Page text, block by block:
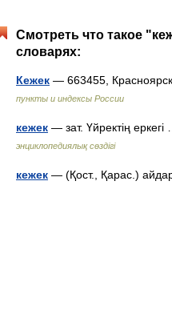
Смотреть что такое
словарях:
Кежек — 663455,
пункты и индексы России
кежек — зат. Үйректің
энциклопедиялық сөздігі
кежек — (Қост., Қарас.)